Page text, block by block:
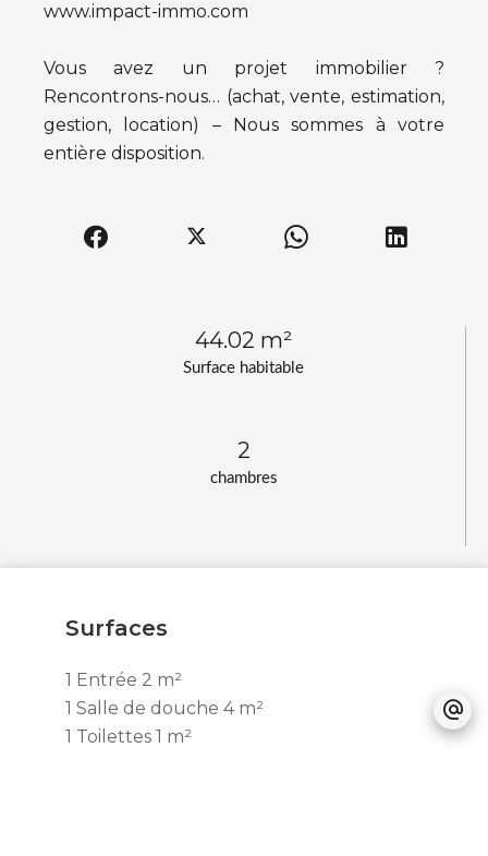
Surface habitable
44.02 m²
chambres
2
www.impact-immo.com
Vous avez un projet immobilier ?
Rencontrons-nous… (achat, vente, estimation,
gestion, location) – Nous sommes à votre
entière disposition.
Surfaces
1 Entrée 2 m²
1 Salle de douche 4 m²
1 Toilettes 1 m²